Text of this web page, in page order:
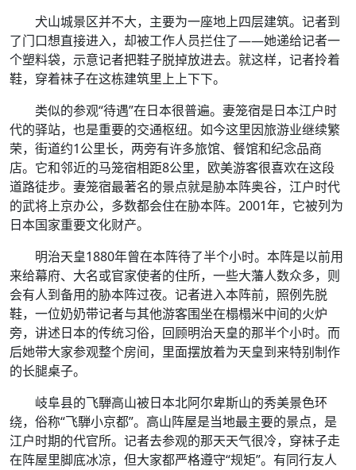
犬山城景区并不大，主要为一座地上四层建筑。记者到
了门口想直接进入，却被工作人员拦住了——她递给记者一
个塑料袋，示意记者把鞋子脱掉放进去。就这样，记者拎着
鞋，穿着袜子在这栋建筑里上上下下。
类似的参观“待遇”在日本很普遍。妻笼宿是日本江户时
代的驿站，也是重要的交通枢纽。如今这里因旅游业继续繁
荣，街道约1公里长，两旁有许多旅馆、餐馆和纪念品商
店。它和邻近的马笼宿相距8公里，欧美游客很喜欢在这段
道路徒步。妻笼宿最著名的景点就是胁本阵奥谷，江户时代
的武将上京办公，多数都会住在胁本阵。2001年，它被列为
日本国家重要文化财产。
明治天皇1880年曾在本阵待了半个小时。本阵是以前用
来给幕府、大名或官家使者的住所，一些大藩人数众多，则
会有人到备用的胁本阵过夜。记者进入本阵前，照例先脱
鞋，一位奶奶带记者与其他游客围坐在榻榻米中间的火炉
旁，讲述日本的传统习俗，回顾明治天皇的那半个小时。而
后她带大家参观整个房间，里面摆放着为天皇到来特别制作
的长腿桌子。
岐阜县的飞騨高山被日本北阿尔卑斯山的秀美景色环
绕，俗称“飞騨小京都”。高山阵屋是当地最主要的景点，是
江户时期的代官所。记者去参观的那天天气很冷，穿袜子走
在阵屋里脚底冰凉，但大家都严格遵守“规矩”。有同行友人